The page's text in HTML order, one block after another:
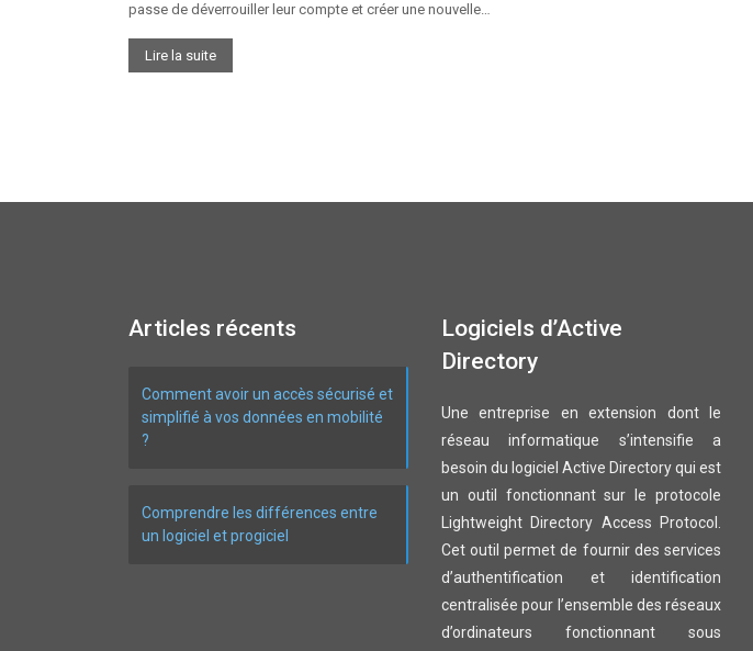
passe de déverrouiller leur compte et créer une nouvelle…
Lire la suite
Articles récents
Comment avoir un accès sécurisé et
simplifié à vos données en mobilité
?
Comprendre les différences entre
un logiciel et progiciel
Logiciels d’Active
Directory
Une entreprise en extension dont le
réseau informatique s’intensifie a
besoin du logiciel Active Directory qui est
un outil fonctionnant sur le protocole
Lightweight Directory Access Protocol.
Cet outil permet de fournir des services
d’authentification et identification
centralisée pour l’ensemble des réseaux
d’ordinateurs fonctionnant sous